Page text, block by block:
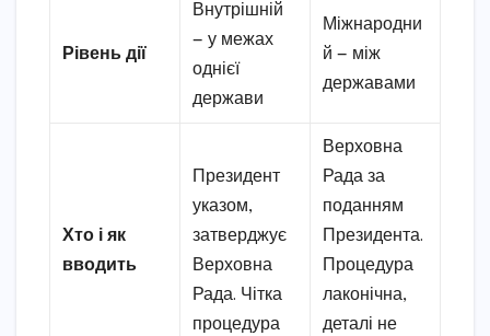
Рівень дії
Внутрішній
— у межах
однієї
держави
Міжнародни
й — між
державами
Хто і як
вводить
Президент
указом,
затверджує
Верховна
Рада. Чітка
процедура
Верховна
Рада за
поданням
Президента.
Процедура
лаконічна,
деталі не